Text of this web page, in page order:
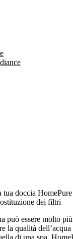
doccia
dei filtri
può essere molto
la qualità dell’acqua
di una spa,